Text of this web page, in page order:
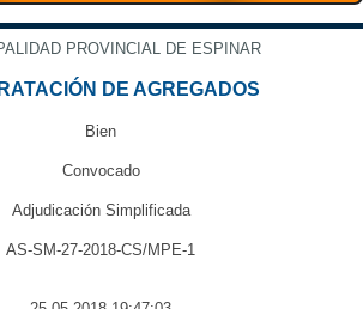
PROVINCIAL DE ESPINAR
DE AGREGADOS
Bien
Convocado
Adjudicación Simplificada
AS-SM-27-2018-CS/MPE-1